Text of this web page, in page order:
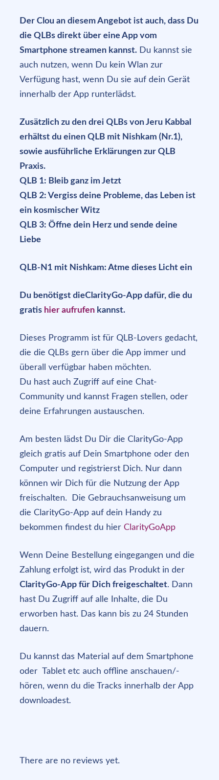
Der Clou an diesem Angebot ist auch, dass Du
die QLBs direkt über eine App vom
Smartphone streamen kannst. Du kannst sie
auch nutzen, wenn Du kein Wlan zur
Verfügung hast, wenn Du sie auf dein Gerät
innerhalb der App runterlädst.
Zusätzlich zu den drei QLBs von Jeru Kabbal
erhältst du einen QLB mit Nishkam (Nr.1),
sowie ausführliche Erklärungen zur QLB
Praxis.
QLB 1: Bleib ganz im Jetzt
QLB 2: Vergiss deine Probleme, das Leben ist
ein kosmischer Witz
QLB 3: Öffne dein Herz und sende deine
Liebe
QLB-N1 mit Nishkam: Atme dieses Licht ein
Du benötigst dieClarityGo-App dafür, die du
gratis hier aufrufen kannst.
Dieses Programm ist für QLB-Lovers gedacht,
die die QLBs gern über die App immer und
überall verfügbar haben möchten.
Du hast auch Zugriff auf eine Chat-
Community und kannst Fragen stellen, oder
deine Erfahrungen austauschen.
Am besten lädst Du Dir die ClarityGo-App
gleich gratis auf Dein Smartphone oder den
Computer und registrierst Dich. Nur dann
können wir Dich für die Nutzung der App
freischalten.
Die Gebrauchsanweisung um
die ClarityGo-App auf dein Handy zu
bekommen findest du hier ClarityGoApp
Wenn Deine Bestellung eingegangen und die
Zahlung erfolgt ist, wird das Produkt in der
ClarityGo-App für Dich freigeschaltet. Dann
hast Du Zugriff auf alle Inhalte, die Du
erworben hast. Das kann bis zu 24 Stunden
dauern.
Du kannst das Material auf dem Smartphone
oder Tablet etc auch offline anschauen/-
hören, wenn du die Tracks innerhalb der App
downloadest.
There are no reviews yet.